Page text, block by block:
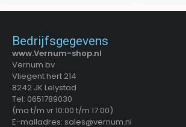
Bedrijfsgegevens
www.Vernum-shop.nl
Vernum bv
Vliegent hert 214
8242 JK Lelystad
Tel: 0651789030
(ma t/m vr 10:00 t/m 17:00)
E-mailadres: sales@vernum.nl